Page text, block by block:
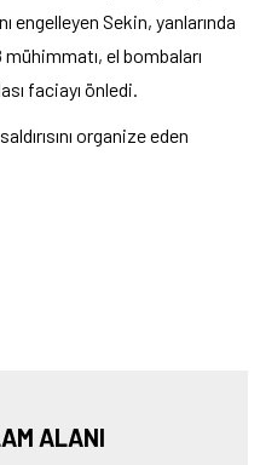
engelleyen Sekin, yanlarında
el bombaları
faciayı önledi.
ALANI